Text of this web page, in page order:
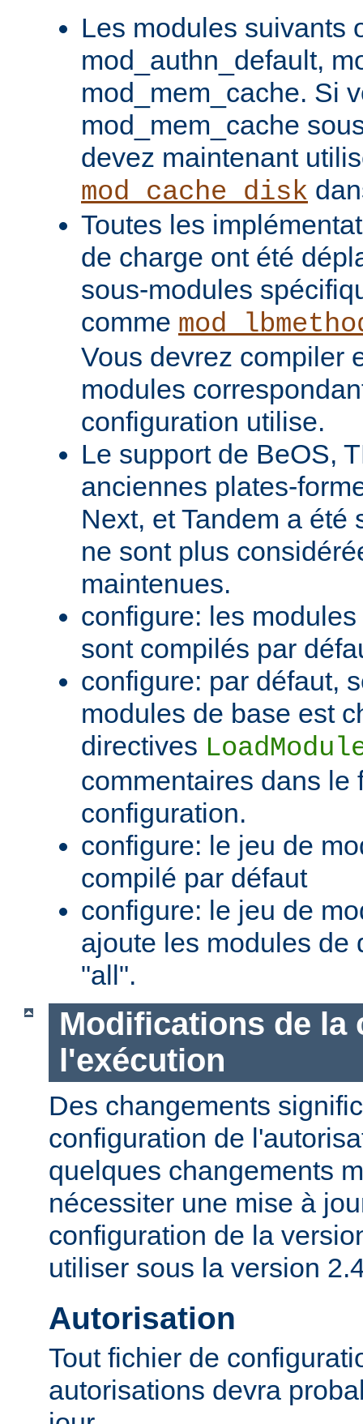
Les modules suivants
mod_authn_default,
mod_mem_cache. Si
mod_mem_cache
devez maintenant
mod_cache_disk
Toutes les
de charge ont été
sous-modules
comme
Vous devrez compiler
modules
configuration utilise.
Le support de BeOS,
anciennes plates-
Next, et Tandem a été
ne sont plus
maintenues.
configure: les
sont compilés par
configure: par défaut,
modules de base est
directives
commentaires dans le
configuration.
configure: le jeu de
compilé par défaut
configure: le jeu de
ajoute les modules de
"all".
Modifications de la
l'exécution
Des changements
configuration de
quelques changements
nécessiter une mise à
configuration de la
utiliser sous la version
Autorisation
Tout fichier de
autorisations devra